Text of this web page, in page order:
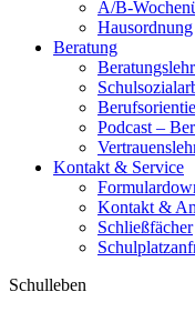
A/B-
Hausordnung
Beratung
Podcast –
Kontakt & Service
Kontakt &
Schließfächer
Schulleben